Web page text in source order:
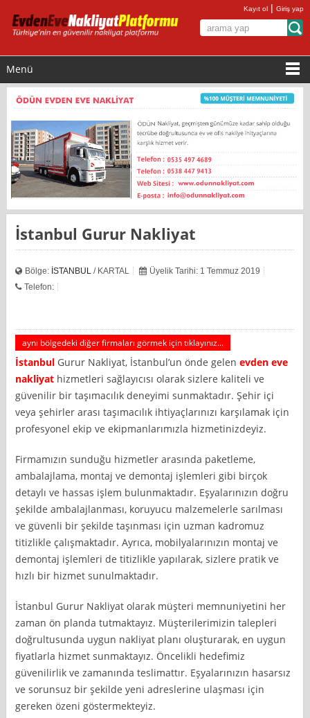
Kayıt ol |Giriş yap
Menü
İstanbul Gurur Nakliyat
Bölge: İSTANBUL / KARTAL
Üyelik Tarihi: 1 Temmuz 2019
Telefon:
aynı bölgedeki diğer firmaları görmek için tıklayınız...
İstanbul Gurur Nakliyat, İstanbul’un önde gelenevden eve
nakliyat hizmetleri sağlayıcısı olarak sizlere kaliteli ve
güvenilir bir taşımacılık deneyimi sunmaktadır. Şehir içi
veya şehirler arası taşımacılık ihtiyaçlarınızı karşılamak için
profesyonel ekip ve ekipmanlarımızla hizmetinizdeyiz.
Firmamızın sunduğu hizmetler arasında paketleme,
ambalajlama, montaj ve demontaj işlemleri gibi birçok
detaylı ve hassas işlem bulunmaktadır. Eşyalarınızın doğru
şekilde ambalajlanması, koruyucu malzemelerle sarılması
ve güvenli bir şekilde taşınması için uzman kadromuz
titizlikle çalışmaktadır. Ayrıca, mobilyalarınızın montaj ve
demontaj işlemleri de titizlikle yapılarak, sizlere pratik ve
hızlı bir hizmet sunulmaktadır.
İstanbul Gurur Nakliyat olarak müşteri memnuniyetini her
zaman ön planda tutmaktayız. Müşterilerimizin talepleri
doğrultusunda uygun nakliyat planı oluşturarak, en uygun
fiyatlarla hizmet sunmaktayız. Öncelikli hedefimiz
güvenilirlik ve zamanında teslimattır. Eşyalarınızın hasarsız
ve sorunsuz bir şekilde yeni adreslerine ulaşması için
gereken özeni göstermekteyiz.